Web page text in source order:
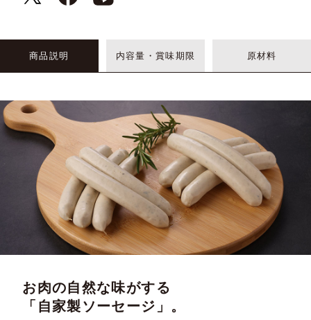
商品説明 内容量・賞味期限 原材料
お肉の自然な味がする
「自家製ソーセージ」。